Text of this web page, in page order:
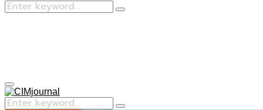
Search
Search
Primary
Menu
Search